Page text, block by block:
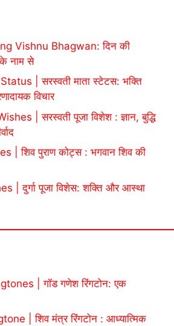
Vishnu Bhagwan: दिन की
नाम से
| सरस्वती माता स्टेटस: भक्ति
विचार
| सरस्वती पूजा विशेश : ज्ञान, बुद्धि
| शिव पुराण कोट्स : भगवान शिव की
| दुर्गा पूजा विशेस: शक्ति और आस्था
| गॉड गणेश रिंगटोन: एक
| शिव मंत्र रिंगटोन : आध्यात्मिक